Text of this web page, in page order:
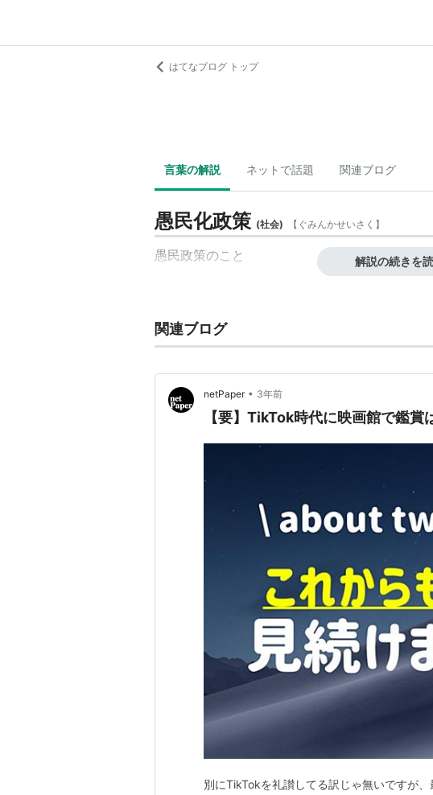
はてなブログ トップ
言葉の解説 ネットで話題 関連ブログ
愚民化政策 (社会) 【 ぐみんかせいさく 】
愚民政策のこと 解説の続きを
関連ブログ
netPaper • 3年前
【要】TikTok時代に映画館で鑑賞
別にTikTokを礼讃してる訳じゃ無いですが